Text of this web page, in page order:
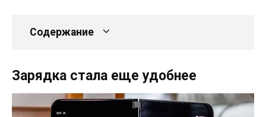
Содержание
Зарядка стала еще удобнее